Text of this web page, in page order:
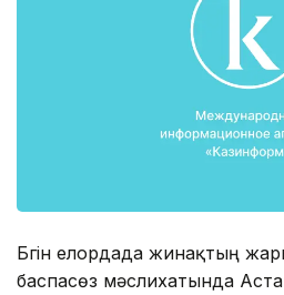
Бүгін елордада жинақтың
баспасөз мәслихатында